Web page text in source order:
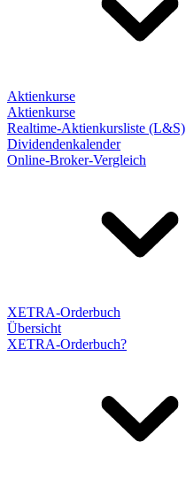
Aktienkurse
Aktienkurse
Realtime-Aktienkursliste (L&S)
Dividendenkalender
Online-Broker-Vergleich
XETRA-Orderbuch
Übersicht
XETRA-Orderbuch?